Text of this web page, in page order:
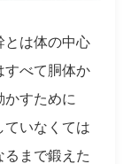
とは体の中心
すべて胴体か
かすために
ていなくては
るまで鍛えた